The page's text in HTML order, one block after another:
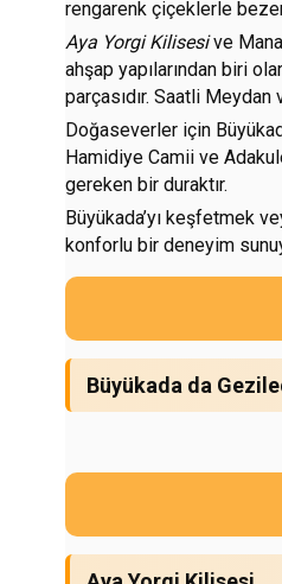
rengarenk çiçeklerle
Aya Yorgi Kilisesive
ahşap yapılarından biri
parçasıdır. Saatli Meydan
Doğaseverler için
Hamidiye Camii ve
gereken bir duraktır.
Büyükada’yı keşfetmek
konforlu bir deneyim
Büyükada da